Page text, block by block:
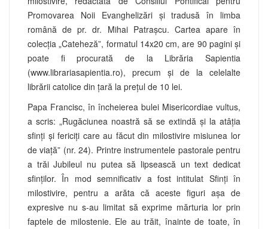
Promovarea Noii Evanghelizări şi tradusă în limba
română de pr. dr. Mihai Patrașcu. Cartea apare în
colecția „Cateheză”, formatul 14x20 cm, are 90 pagini și
poate fi procurată de la Librăria Sapientia
(www.librariasapientia.ro), precum și de la celelalte
librării catolice din țară la prețul de 10 lei.
Papa Francisc, în încheierea bulei Misericordiae vultus,
a scris: „Rugăciunea noastră să se extindă şi la atâţia
sfinţi şi fericiţi care au făcut din milostivire misiunea lor
de viaţă” (nr. 24). Printre instrumentele pastorale pentru
a trăi Jubileul nu putea să lipsească un text dedicat
sfinţilor. În mod semnificativ a fost intitulat Sfinţi în
milostivire, pentru a arăta că aceste figuri aşa de
expresive nu s-au limitat să exprime mărturia lor prin
faptele de milostenie. Ele au trăit, înainte de toate, în